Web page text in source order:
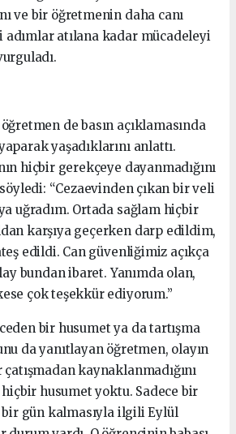
ve bir öğretmenin daha canı
atılana kadar mücadeleyi
de basın açıklamasında
yaşadıklarını anlattı.
hiçbir gerekçeye dayanmadığını
“Cezaevinden çıkan bir veli
uğradım. Ortada sağlam hiçbir
karşıya geçerken darp edildim,
edildi. Can güvenliğimiz açıkça
bundan ibaret. Yanımda olan,
çok teşekkür ediyorum.”
bir husumet ya da tartışma
da yanıtlayan öğretmen, olayın
kaynaklanmadığını
hiçbir husumet yoktu. Sadece bir
bir gün kalmasıyla ilgili Eylül